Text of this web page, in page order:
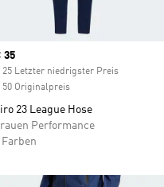
price
35
25 Letzter niedrigster Preis
50 Originalpreis
Tiro 23 League Hose
Performance
Farben